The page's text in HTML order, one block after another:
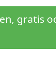
gratis